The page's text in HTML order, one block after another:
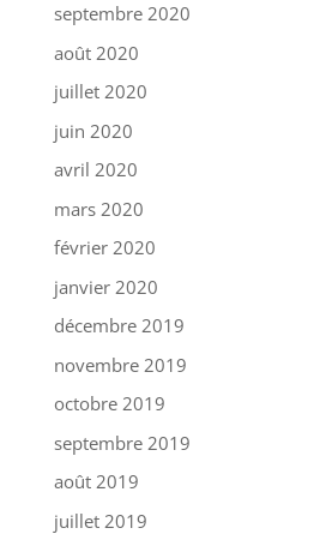
septembre 2020
août 2020
juillet 2020
juin 2020
avril 2020
mars 2020
février 2020
janvier 2020
décembre 2019
novembre 2019
octobre 2019
septembre 2019
août 2019
juillet 2019